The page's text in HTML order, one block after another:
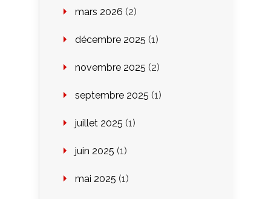
mars 2026 (2)
décembre 2025 (1)
novembre 2025 (2)
septembre 2025 (1)
juillet 2025 (1)
juin 2025 (1)
mai 2025 (1)